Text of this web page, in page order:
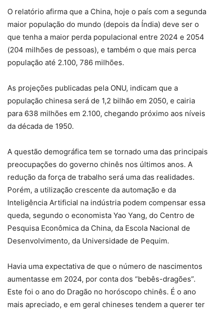
O relatório afirma que a China, hoje o país com a segunda
maior população do mundo (depois da Índia) deve ser o
que tenha a maior perda populacional entre 2024 e 2054
(204 milhões de pessoas), e também o que mais perca
população até 2.100, 786 milhões.
As projeções publicadas pela ONU, indicam que a
população chinesa será de 1,2 bilhão em 2050, e cairia
para 638 milhões em 2.100, chegando próximo aos níveis
da década de 1950.
A questão demográfica tem se tornado uma das principais
preocupações do governo chinês nos últimos anos. A
redução da força de trabalho será uma das realidades.
Porém, a utilização crescente da automação e da
Inteligência Artificial na indústria podem compensar essa
queda, segundo o economista Yao Yang, do Centro de
Pesquisa Econômica da China, da Escola Nacional de
Desenvolvimento, da Universidade de Pequim.
Havia uma expectativa de que o número de nascimentos
aumentasse em 2024, por conta dos “bebês-dragões”.
Este foi o ano do Dragão no horóscopo chinês. É o ano
mais apreciado, e em geral chineses tendem a querer ter